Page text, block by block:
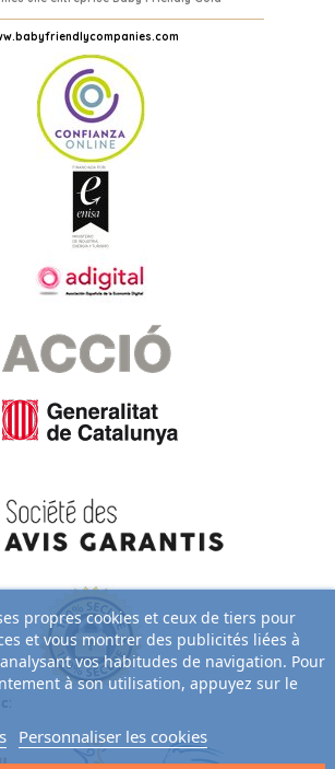
propres cookies et ceux de tiers pour
et vous montrer des publicités liées à
vos habitudes de navigation. Pour
à son utilisation, appuyez sur le
Personnaliser les cookies